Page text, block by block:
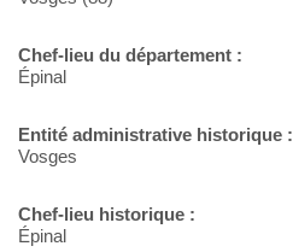
Chef-lieu du département :
Épinal
Entité administrative historique :
Vosges
Chef-lieu historique :
Épinal